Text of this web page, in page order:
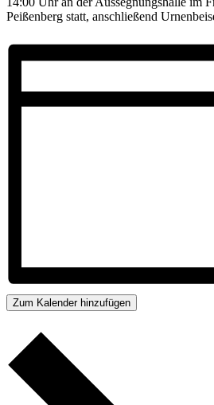
Peißenberg statt, anschließend
Zum Kalender hinzufügen